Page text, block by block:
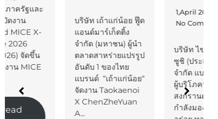
บริษัท เถ้าแก่น้อย ฟู๊ด
แอนด์มาร์เก็ตติ้ง
จำกัด (มหาชน) ผู้นำ
ตลาดสาหร่ายแปรรูป
อันดับ 1 ของไทย
แบรนด์ “เถ้าแก่น้อย“
จัดงาน Taokaenoi
X ChenZheYuan
A...
No Comments
บริษัท ไข่หวานบ้าน
ซูชิ (ประเทศไทย)
จำกัด แบรนด์ในใจที่
ผู้บริโภคนึกถึง
สงกรานต์ปีนี้ ใคร
กำลังมองหาเมนู